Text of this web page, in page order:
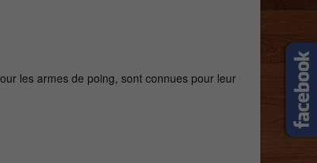
les armes de poing, sont connues pour leur